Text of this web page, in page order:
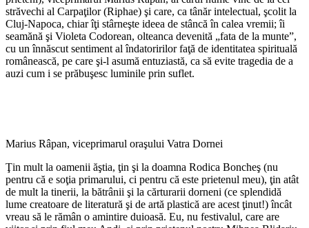
străvechi al Carpaţilor (Riphae) şi care, ca tânăr intelectual, şcolit la
Cluj-Napoca, chiar îţi stârneşte ideea de stâncă în calea vremii; îi
seamănă şi Violeta Codorean, olteanca devenită „fata de la munte”,
cu un înnăscut sentiment al îndatoririlor faţă de identitatea spirituală
românească, pe care şi-l asumă entuziastă, ca să evite tragedia de a
auzi cum i se prăbuşesc luminile prin suflet.
Marius Râpan, viceprimarul oraşului Vatra Dornei
Ţin mult la oamenii ăştia, ţin şi la doamna Rodica Boncheş (nu
pentru că e soţia primarului, ci pentru că este prietenul meu), ţin atât
de mult la tinerii, la bătrânii şi la cărturarii dorneni (ce splendidă
lume creatoare de literatură şi de artă plastică are acest ţinut!) încât
vreau să le rămân o amintire duioasă. Eu, nu festivalul, care are